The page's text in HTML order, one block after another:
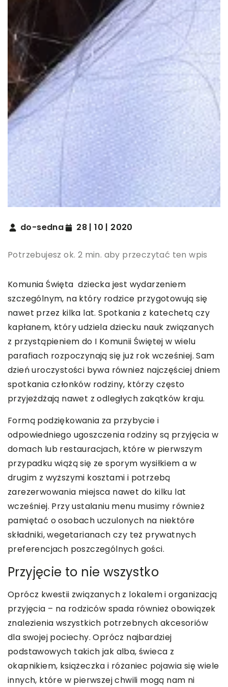
do-sedna 28 | 10 | 2020
Potrzebujesz ok. 2 min. aby przeczytać ten wpis
Komunia Święta dziecka jest wydarzeniem
szczególnym, na który rodzice przygotowują się
nawet przez kilka lat. Spotkania z katechetą czy
kapłanem, który udziela dziecku nauk związanych
z przystąpieniem do I Komunii Świętej w wielu
parafiach rozpoczynają się już rok wcześniej. Sam
dzień uroczystości bywa również najczęściej dniem
spotkania członków rodziny, którzy często
przyjeżdżają nawet z odległych zakątków kraju.
Formą podziękowania za przybycie i
odpowiedniego ugoszczenia rodziny są przyjęcia w
domach lub restauracjach, które w pierwszym
przypadku wiążą się ze sporym wysiłkiem a w
drugim z wyższymi kosztami i potrzebą
zarezerwowania miejsca nawet do kilku lat
wcześniej. Przy ustalaniu menu musimy również
pamiętać o osobach uczulonych na niektóre
składniki, wegetarianach czy też prywatnych
preferencjach poszczególnych gości.
Przyjęcie to nie wszystko
Oprócz kwestii związanych z lokalem i organizacją
przyjęcia – na rodziców spada również obowiązek
znalezienia wszystkich potrzebnych akcesoriów
dla swojej pociechy. Oprócz najbardziej
podstawowych takich jak alba, świeca z
okapnikiem, książeczka i różaniec pojawia się wiele
innych, które w pierwszej chwili mogą nam ni